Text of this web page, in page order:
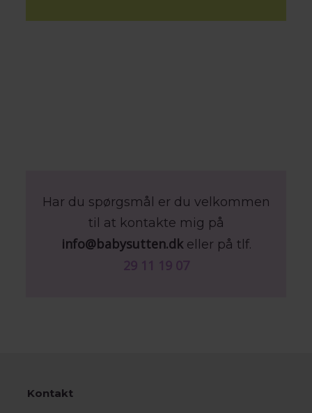
Har du spørgsmål er du velkommen
til at kontakte mig på
info@babysutten.dkeller på tlf.
29 11 19 07
Kontakt